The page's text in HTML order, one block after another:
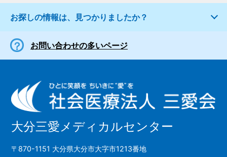
お探しの情報は、見つかりましたか？
お問い合わせの多いページ
大分三愛メディカルセンター
〒870-1151 大分県大分市大字市1213番地